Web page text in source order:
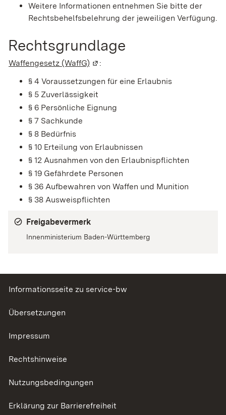
Weitere Informationen entnehmen Sie bitte der
Rechtsbehelfsbelehrung der jeweiligen Verfügung.
Rechtsgrundlage
Waffengesetz (WaffG) (Wird in einem neuen Fenster
:
§ 4 Voraussetzungen für eine Erlaubnis
§ 5 Zuverlässigkeit
§ 6 Persönliche Eignung
§ 7 Sachkunde
§ 8 Bedürfnis
§ 10 Erteilung von Erlaubnissen
§ 12 Ausnahmen von den Erlaubnispflichten
§ 19 Gefährdete Personen
§ 36 Aufbewahren von Waffen und Munition
§ 38 Ausweispflichten
Freigabevermerk
Innenministerium Baden-Württemberg
Informationsseite zu service-bw
Übersetzungen
Impressum
Rechtshinweise
Nutzungsbedingungen
Erklärung zur Barrierefreiheit